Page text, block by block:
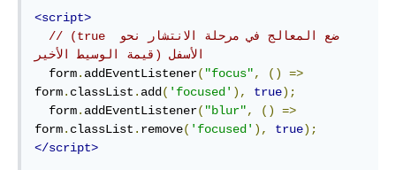
<script>
// (true ضع المعالج في مرحلة الانتشار نحو
  form
. addEventListener( "focus", ()
=>
form. classList . add ( 'focused' ), true);
  form
. addEventListener( "blur", ()
=>
form. classList . remove( 'focused' ), true);
</script>